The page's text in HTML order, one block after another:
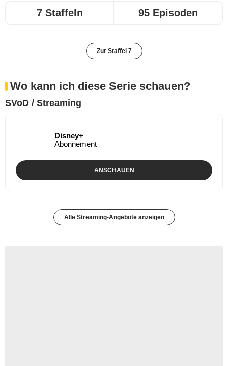
7 Staffeln 95 Episoden
Zur Staffel 7
Wo kann ich diese Serie schauen?
SVoD / Streaming
Disney+
Abonnement
ANSCHAUEN
Alle Streaming-Angebote anzeigen